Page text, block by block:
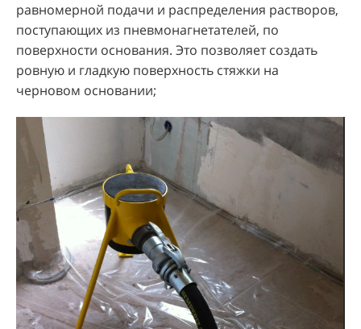
равномерной подачи и распределения растворов,
поступающих из пневмонагнетателей, по
поверхности основания. Это позволяет создать
ровную и гладкую поверхность стяжки на
черновом основании;